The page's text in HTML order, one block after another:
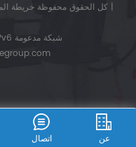
© Guangzhou Icesource Co., Ltd. كل الحقوق محفوظة خريطة
|
IPv6 شبكة مدعومة
عن اتصال